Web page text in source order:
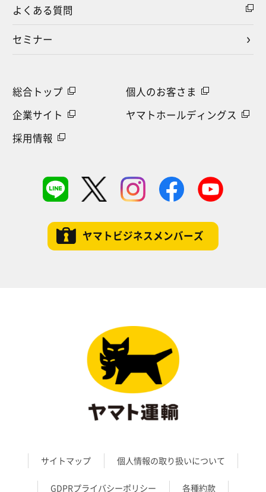
よくある質問
セミナー
総合トップ
企業サイト
採用情報
個人のお客さま
ヤマトホールディングス
ヤマトビジネスメンバーズ
サイトマップ 個人情報の取り扱いについて
GDPRプライバシーポリシー 各種約款